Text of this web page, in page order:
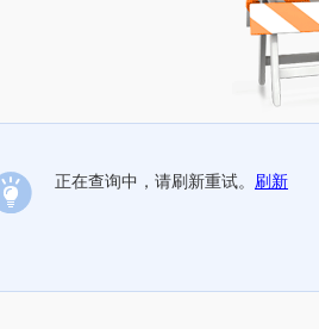
正在查询中，请刷新重试。 刷新